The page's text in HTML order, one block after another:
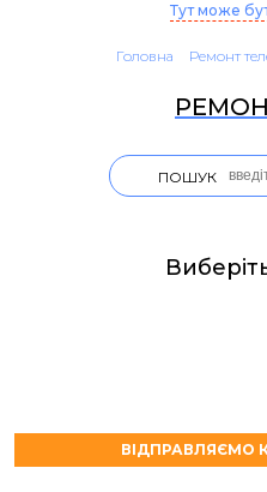
Тут може
Головна Ремонт
ПОШУК
ВІДПРАВЛЯЄМО